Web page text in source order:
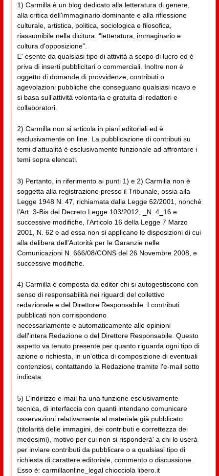
1) Carmilla è un blog dedicato alla letteratura di genere,
alla critica dell'immaginario dominante e alla riflessione
culturale, artistica, politica, sociologica e filosofica,
riassumibile nella dicitura: “letteratura, immaginario e
cultura d'opposizione”.
E' esente da qualsiasi tipo di attività a scopo di lucro ed è
priva di inserti pubblicitari o commerciali. Inoltre non è
oggetto di domande di provvidenze, contributi o
agevolazioni pubbliche che conseguano qualsiasi ricavo e
si basa sull'attività volontaria e gratuita di redattori e
collaboratori.
2) Carmilla non si articola in piani editoriali ed è
esclusivamente on line. La pubblicazione di contributi su
temi d'attualità è esclusivamente funzionale ad affrontare i
temi sopra elencati.
3) Pertanto, in riferimento ai punti 1) e 2) Carmilla non è
soggetta alla registrazione presso il Tribunale, ossia alla
Legge 1948 N. 47, richiamata dalla Legge 62/2001, nonché
l’Art. 3-Bis del Decreto Legge 103/2012, _N. 4_16 e
successive modifiche, l’Articolo 16 della Legge 7 Marzo
2001, N. 62 e ad essa non si applicano le disposizioni di cui
alla delibera dell'Autorità per le Garanzie nelle
Comunicazioni N. 666/08/CONS del 26 Novembre 2008, e
successive modifiche.
4) Carmilla è composta da editor chi si autogestiscono con
senso di responsabilità nei riguardi del collettivo
redazionale e del Direttore Responsabile. I contributi
pubblicati non corrispondono
necessariamente e automaticamente alle opinioni
dell'intera Redazione o del Direttore Responsabile. Questo
aspetto va tenuto presente per quanto riguarda ogni tipo di
azione o richiesta, in un'ottica di composizione di eventuali
contenziosi, contattando la Redazione tramite l'e-mail sotto
indicata.
5) L’indirizzo e-mail ha una funzione esclusivamente
tecnica, di interfaccia con quanti intendano comunicare
osservazioni relativamente al materiale già pubblicato
(titolarità delle immagini, dei contributi e correttezza dei
medesimi), motivo per cui non si risponderà' a chi lo userà
per inviare contributi da pubblicare o a qualsiasi tipo di
richiesta di carattere editoriale, commento o discussione.
Esso è: carmillaonline_legal chiocciola libero.it